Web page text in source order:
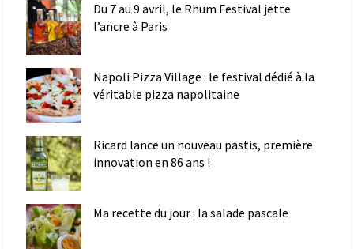
Du 7 au 9 avril, le Rhum Festival jette
l’ancre à Paris
Napoli Pizza Village : le festival dédié à la
véritable pizza napolitaine
Ricard lance un nouveau pastis, première
innovation en 86 ans !
Ma recette du jour : la salade pascale